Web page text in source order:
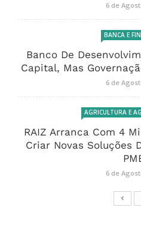
6 de
BANCA E
Banco De
Capital, Mas
6 de
AGRICULTURA E
RAIZ Arranca Com 4
Criar Novas Soluções
6 de